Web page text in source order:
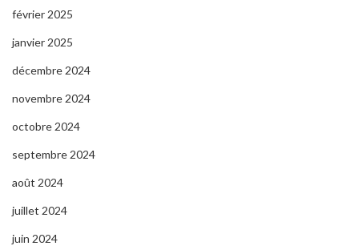
février 2025
janvier 2025
décembre 2024
novembre 2024
octobre 2024
septembre 2024
août 2024
juillet 2024
juin 2024